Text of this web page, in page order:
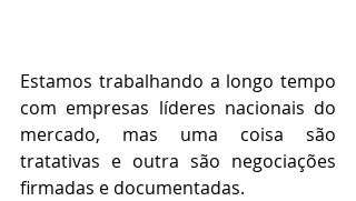
Estamos trabalhando a longo tempo
com empresas líderes nacionais do
mercado, mas uma coisa são
tratativas e outra são negociações
firmadas e documentadas.